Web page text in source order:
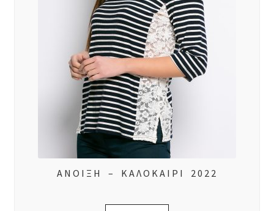
ΑΝΟΙΞΗ – ΚΑΛΟΚΑΙΡΙ 2022